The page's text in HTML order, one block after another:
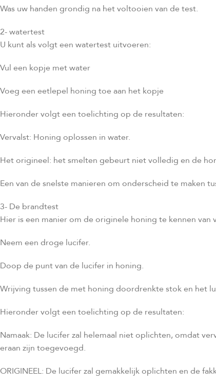
Was uw handen grondig na het voltooien van de test.
2- watertest
U kunt als volgt een watertest uitvoeren:
Vul een kopje met water
Voeg een eetlepel honing toe aan het kopje
Hieronder volgt een toelichting op de resultaten:
Vervalst: Honing oplossen in water.
Het origineel: het smelten gebeurt niet volledig en de
Een van de snelste manieren om onderscheid te maken
3- De brandtest
Hier is een manier om de originele honing te kennen
Neem een ​​droge lucifer.
Doop de punt van de lucifer in honing.
Wrijving tussen de met honing doordrenkte stok en het
Hieronder volgt een toelichting op de resultaten:
Namaak: De lucifer zal helemaal niet oplichten, omdat
eraan zijn toegevoegd.
ORIGINEEL: De lucifer zal gemakkelijk oplichten en de